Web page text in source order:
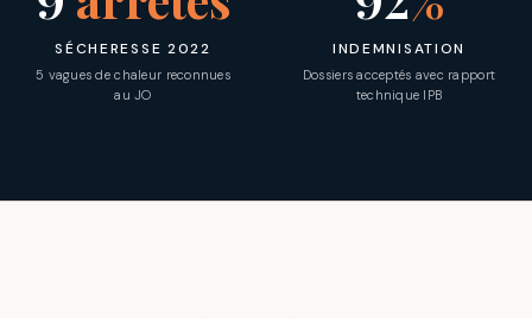
SÉCHERESSE 2022
5 vagues de chaleur reconnues
au JO
INDEMNISATION
Dossiers acceptés avec rapport
technique IPB